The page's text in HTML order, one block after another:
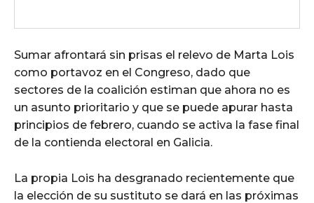
Sumar afrontará sin prisas el relevo de Marta Lois
como portavoz en el Congreso, dado que
sectores de la coalición estiman que ahora no es
un asunto prioritario y que se puede apurar hasta
principios de febrero, cuando se activa la fase final
de la contienda electoral en Galicia.
La propia Lois ha desgranado recientemente que
la elección de su sustituto se dará en las próximas